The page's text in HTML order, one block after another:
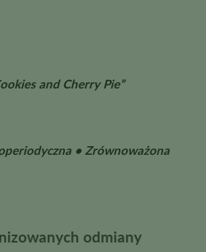
and Cherry Pie”
• Zrównoważona
odmiany